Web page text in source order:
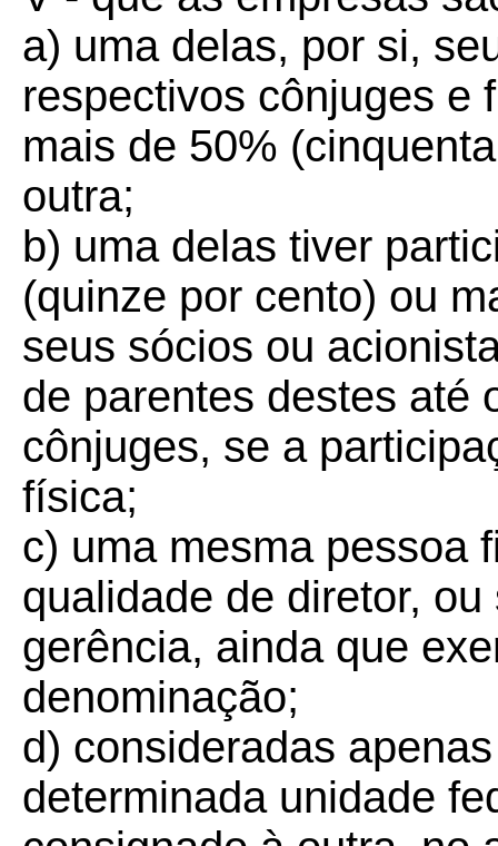
a) uma delas, por si,
respectivos cônjuges e
mais de 50%
outra;
b) uma delas tiver
(quinze por cento) ou
seus sócios ou
de parentes destes até
cônjuges, se a
física;
c) uma mesma pessoa
qualidade de diretor,
gerência, ainda que
denominação;
d) consideradas
determinada unidade